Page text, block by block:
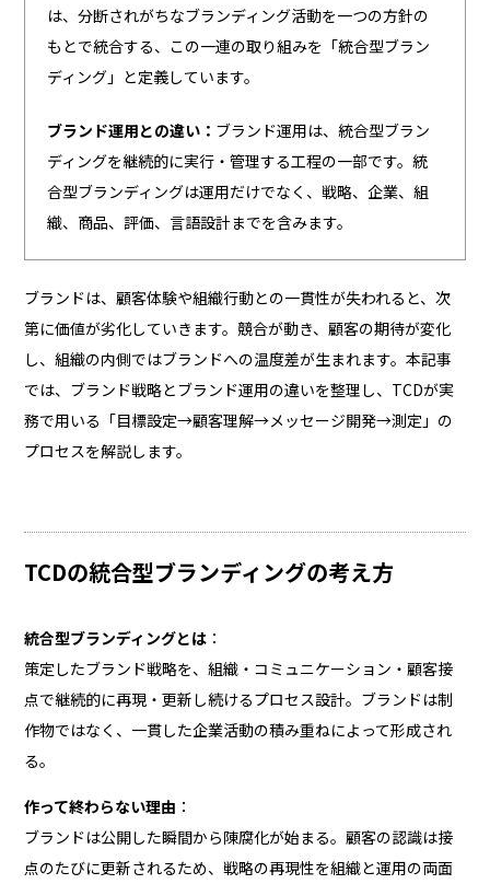
は、分断されがちなブランディング活動を一つの方針の
もとで統合する、この一連の取り組みを「統合型ブラン
ディング」と定義しています。
ブランド運用との違い： ブランド運用は、統合型ブラン
ディングを継続的に実行・管理する工程の一部です。統
合型ブランディングは運用だけでなく、戦略、企業、組
織、商品、評価、言語設計までを含みます。
ブランドは、顧客体験や組織行動との一貫性が失われると、次
第に価値が劣化していきます。競合が動き、顧客の期待が変化
し、組織の内側ではブランドへの温度差が生まれます。本記事
では、ブランド戦略とブランド運用の違いを整理し、TCDが実
務で用いる「目標設定→顧客理解→メッセージ開発→測定」の
プロセスを解説します。
TCDの統合型ブランディングの考え方
統合型ブランディングとは ：
策定したブランド戦略を、組織・コミュニケーション・顧客接
点で継続的に再現・更新し続けるプロセス設計。ブランドは制
作物ではなく、一貫した企業活動の積み重ねによって形成され
る。
作って終わらない理由 ：
ブランドは公開した瞬間から陳腐化が始まる。顧客の認識は接
点のたびに更新されるため、戦略の再現性を組織と運用の両面